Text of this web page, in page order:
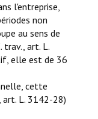
l'entreprise,
non
au sens de
trav., art. L.
elle est de 36
cette
art. L. 3142-28)